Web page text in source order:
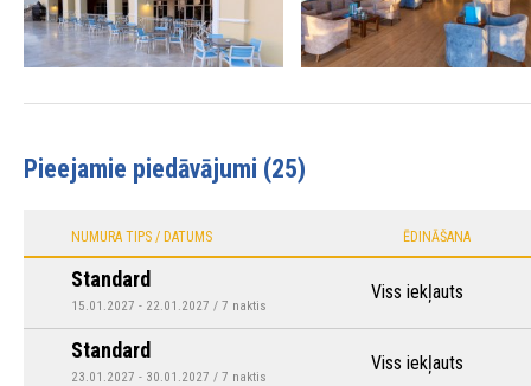
Pieejamie piedāvājumi (25)
NUMURA TIPS / DATUMS ĒDINĀŠANA
Standard
15.01.2027 - 22.01.2027 / 7 naktis
Viss iekļauts
Standard
23.01.2027 - 30.01.2027 / 7 naktis
Viss iekļauts